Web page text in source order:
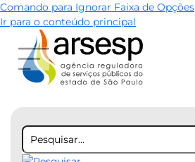
Comando para Ignorar Faixa de Opções
Ir para o conteúdo principal